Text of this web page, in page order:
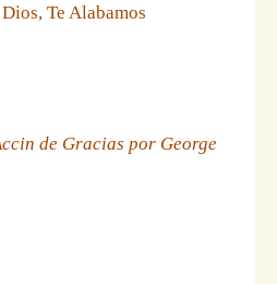
Te Alabamos
de Gracias por George